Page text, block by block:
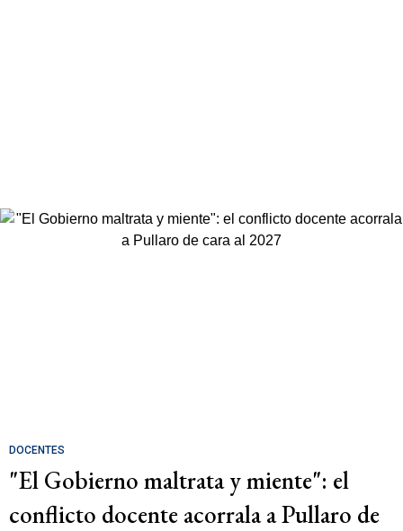
DOCENTES
"El Gobierno maltrata y miente": el
conflicto docente acorrala a Pullaro de